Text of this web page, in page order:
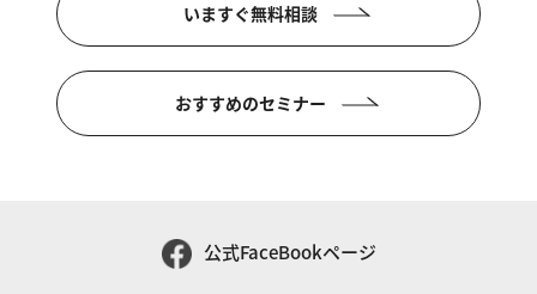
いますぐ無料相談
おすすめのセミナー
公式FaceBookページ